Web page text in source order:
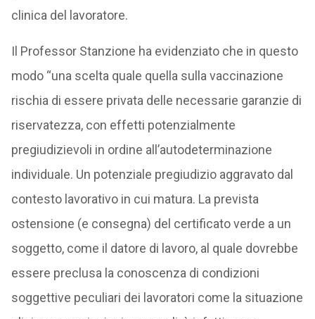
clinica del lavoratore.
Il Professor Stanzione ha evidenziato che in questo
modo “una scelta quale quella sulla vaccinazione
rischia di essere privata delle necessarie garanzie di
riservatezza, con effetti potenzialmente
pregiudizievoli in ordine all’autodeterminazione
individuale. Un potenziale pregiudizio aggravato dal
contesto lavorativo in cui matura. La prevista
ostensione (e consegna) del certificato verde a un
soggetto, come il datore di lavoro, al quale dovrebbe
essere preclusa la conoscenza di condizioni
soggettive peculiari dei lavoratori come la situazione